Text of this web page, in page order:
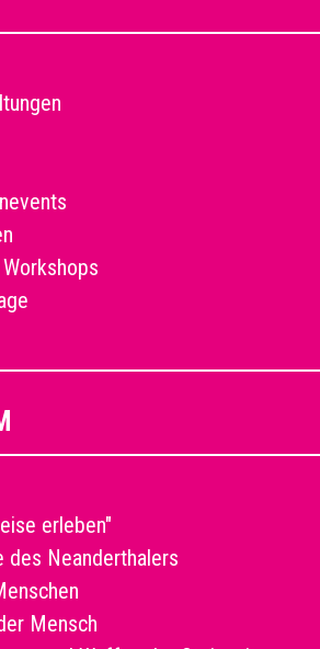
erleben"
des Neanderthalers
Mensch